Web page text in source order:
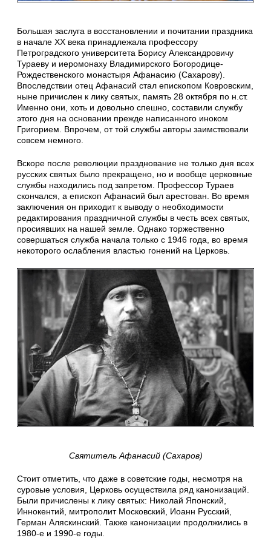
Большая заслуга в восстановлении и почитании праздника
в начале XX века принадлежала профессору
Петроградского университета Борису Александровичу
Тураеву и иеромонаху Владимирского Богородице-
Рождественского монастыря Афанасию (Сахарову).
Впоследствии отец Афанасий стал епископом Ковровским,
ныне причислен к лику святых, память 28 октября по н.ст.
Именно они, хоть и довольно спешно, составили службу
этого дня на основании прежде написанного иноком
Григорием. Впрочем, от той службы авторы заимствовали
совсем немного.
Вскоре после революции празднование не только дня всех
русских святых было прекращено, но и вообще церковные
службы находились под запретом. Профессор Тураев
скончался, а епископ Афанасий был арестован. Во время
заключения он приходит к выводу о необходимости
редактирования праздничной службы в честь всех святых,
просиявших на нашей земле. Однако торжественно
совершаться служба начала только с 1946 года, во время
некоторого ослабления властью гонений на Церковь.
Святитель Афанасий (Сахаров)
Стоит отметить, что даже в советские годы, несмотря на
суровые условия, Церковь осуществила ряд канонизаций.
Были причислены к лику святых: Николай Японский,
Иннокентий, митрополит Московский, Иоанн Русский,
Герман Аляскинский. Также канонизации продолжились в
1980-е и 1990-е годы.